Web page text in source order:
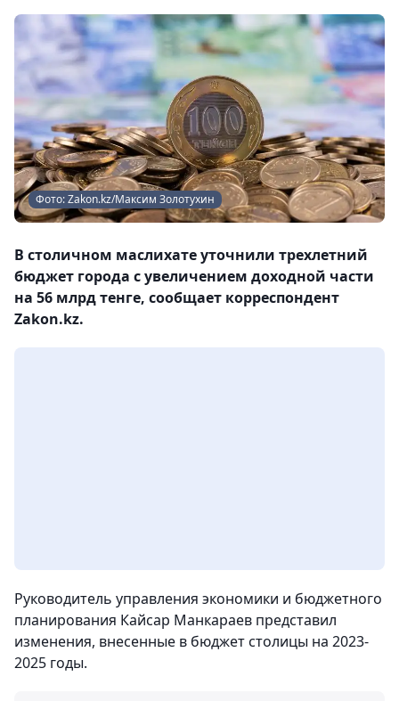
Фото: Zakon.kz/Максим Золотухин
В столичном маслихате уточнили трехлетний
бюджет города с увеличением доходной части
на 56 млрд тенге, сообщает корреспондент
Zakon.kz.
Руководитель управления экономики и бюджетного
планирования Кайсар Манкараев представил
изменения, внесенные в бюджет столицы на 2023-
2025 годы.